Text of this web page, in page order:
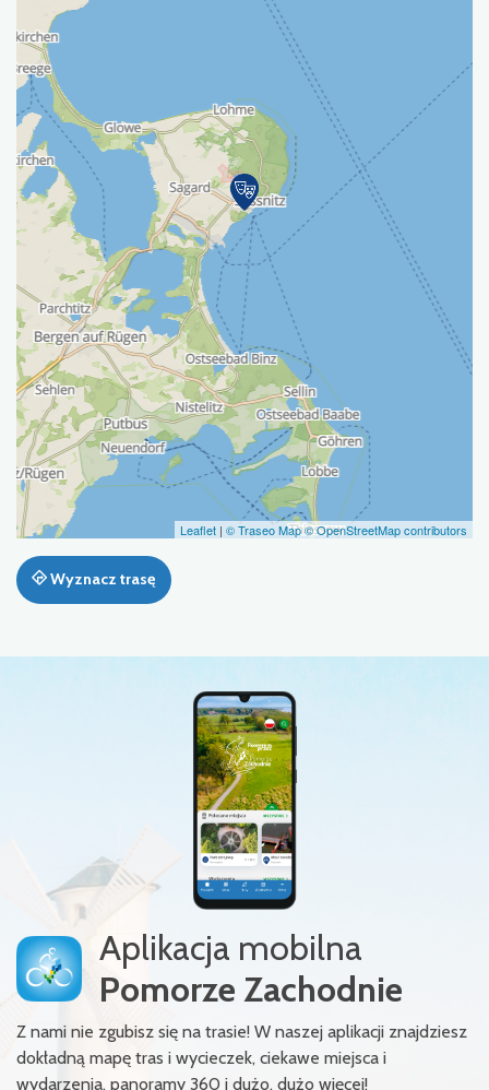
Leaflet | © Traseo Map© OpenStreetMap contributors
Wyznacz trasę
Aplikacja mobilna
Pomorze Zachodnie
Z nami nie zgubisz się na trasie! W naszej aplikacji znajdziesz
dokładną mapę tras i wycieczek, ciekawe miejsca i
wydarzenia, panoramy 360 i dużo, dużo więcej!